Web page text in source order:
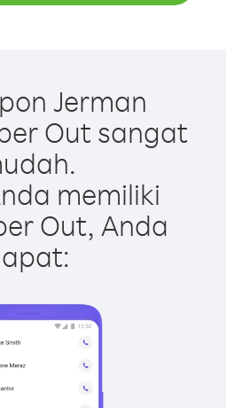
Jerman
Out sangat
memiliki
Out, Anda